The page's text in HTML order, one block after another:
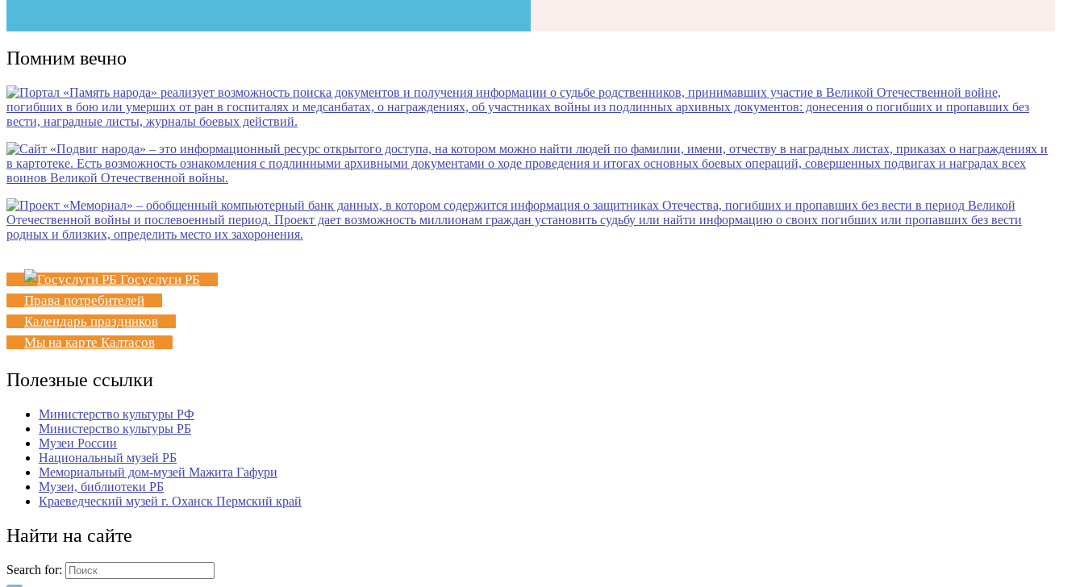
Помним вечно
Госуслуги РБ
Права потребителей
Календарь праздников
Мы на карте Калтасов
Полезные ссылки
Министерство культуры РФ
Министерство культуры РБ
Музеи России
Национальный музей РБ
Мемориальный дом-музей Мажита Гафури
Музеи, библиотеки РБ
Краеведческий музей г. Оханск Пермский край
Найти на сайте
Search for: